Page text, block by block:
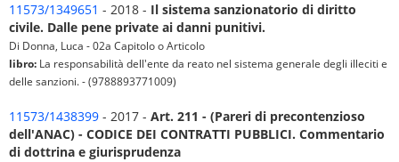
11573/1349651 - 2018 - Il sistema sanzionatorio di diritto
civile. Dalle pene private ai danni punitivi.
Di Donna, Luca - 02a Capitolo o Articolo
libro: La responsabilità dell'ente da reato nel sistema generale degli illeciti e
delle sanzioni. - (9788893771009)
11573/1438399 - 2017 - Art. 211 - (Pareri di precontenzioso
dell'ANAC) - CODICE DEI CONTRATTI PUBBLICI. Commentario
di dottrina e giurisprudenza